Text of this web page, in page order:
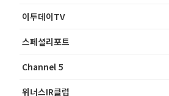
이투데이TV
스페셜리포트
Channel 5
위너스IR클럽